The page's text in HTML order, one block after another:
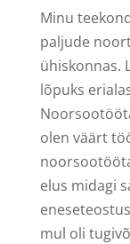
Minu
paljude
ühiskonnas.
lõpuks
olen väärt
elus midagi
mul oli